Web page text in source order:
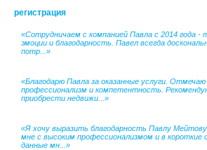
регистрация
«Сотрудничаем с компанией Павла с 2014 года -
эмоции и благодарность. Павел всегда
потр...»
«Благодарю Павла за оказанные услуги. Отмечаю
профессионализм и компетентность.
приобрести недвижи...»
«Я хочу выразить благодарность Павлу Мейтову
мне с высоким профессионализмом и в короткие
данные мн...»